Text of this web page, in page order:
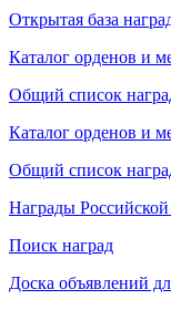
Открытая база
Каталог орденов и
Общий список
Каталог орденов и
Общий список
Награды
Поиск наград
Доска объявлений